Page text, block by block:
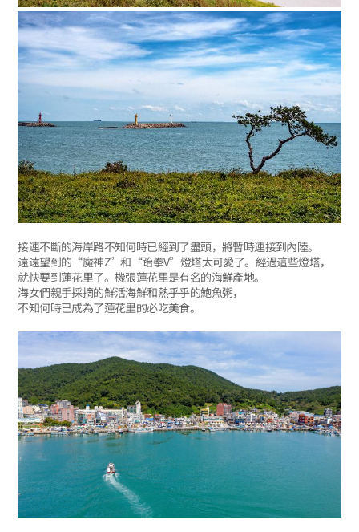
接連不斷的海岸路不知何時已經到了盡頭，將暫時連接到內陸。
遠遠望到的“魔神Z”和“跆拳V”燈塔太可愛了。經過這些燈塔，
就快要到蓮花里了。機張蓮花里是有名的海鮮產地。
海女們親手採摘的鮮活海鮮和熱乎乎的鮑魚粥，
不知何時已成為了蓮花里的必吃美食。